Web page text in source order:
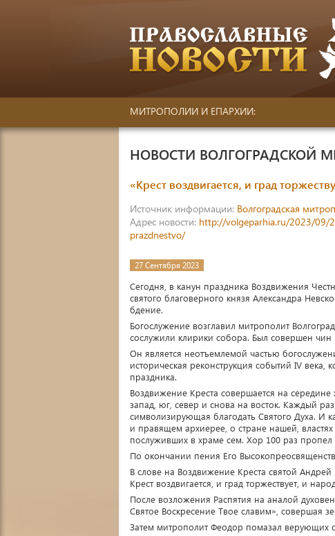
МИТРОПОЛИИ И ЕПАРХИИ:
НОВОСТИ ВОЛГОГРАДСКОЙ
«Крест воздвигается, и град
Источник информации: Волгоградская
Адрес новости: http://volgeparhia.ru/2023/09/
prazdnestvo/
27 Сентября 2023
Сегодня, в канун праздника Воздвижения
святого благоверного князя Александра
бдение.
Богослужение возглавил митрополит
сослужили клирики собора. Был совершен чин
Он является неотъемлемой частью
историческая реконструкция событий IV
праздника.
Воздвижение Креста совершается на
запад, юг, север и снова на восток. Каждый
символизирующая благодать Святого Духа. И
и правящем архиерее, о стране нашей,
послуживших в храме сем. Хор 100 раз пропел
По окончании пения Его
В слове на Воздвижение Креста святой Андрей
Крест воздвигается, и град торжествует, и
После возложения Распятия на аналой
Святое Воскресение Твое славим», совершая
Затем митрополит Феодор помазал верующих